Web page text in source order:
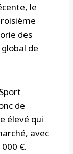
le
des
de
de
élevé qui
avec
€.